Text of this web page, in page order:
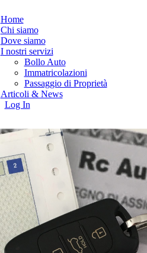
Home
Chi siamo
Dove siamo
I nostri servizi
Bollo Auto
Immatricolazioni
Passaggio di Proprietà
Articoli & News
Log In